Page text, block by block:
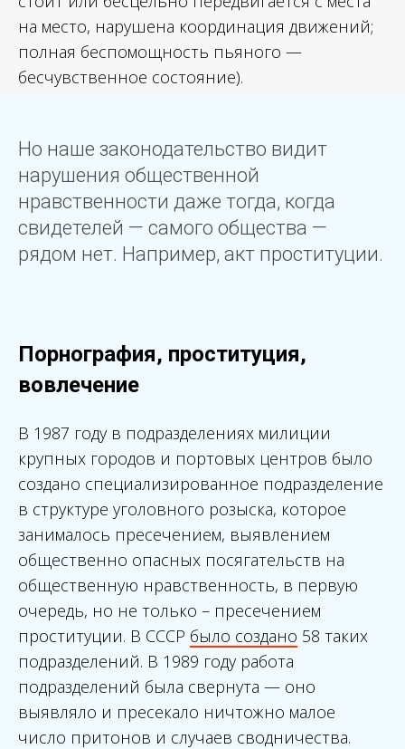
на место, нарушена координация движений;
полная беспомощность пьяного —
бесчувственное состояние).
Но наше законодательство видит
нарушения общественной
нравственности даже тогда, когда
свидетелей — самого общества —
рядом нет. Например, акт проституции.
Порнография, проституция,
вовлечение
В 1987 году в подразделениях милиции
крупных городов и портовых центров было
создано специализированное подразделение
в структуре уголовного розыска, которое
занималось пресечением, выявлением
общественно опасных посягательств на
общественную нравственность, в первую
очередь, но не только – пресечением
проституции. В СССР было создано 58 таких
подразделений. В 1989 году работа
подразделений была свернута — оно
выявляло и пресекало ничтожно малое
число притонов и случаев сводничества.